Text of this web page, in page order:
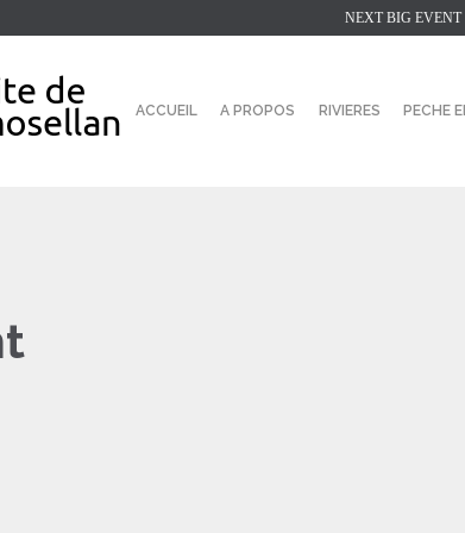
NEXT BIG EVENT
ACCUEIL A PROPOS RIVIERES PECHE